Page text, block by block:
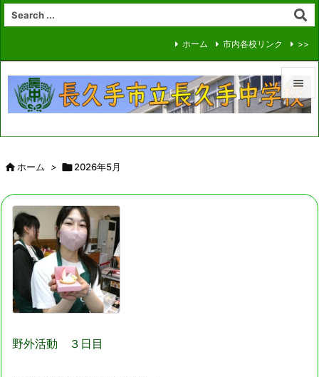


ホーム 市内各校リンク >>
ホーム > 2026年5月
野外活動 ３日目